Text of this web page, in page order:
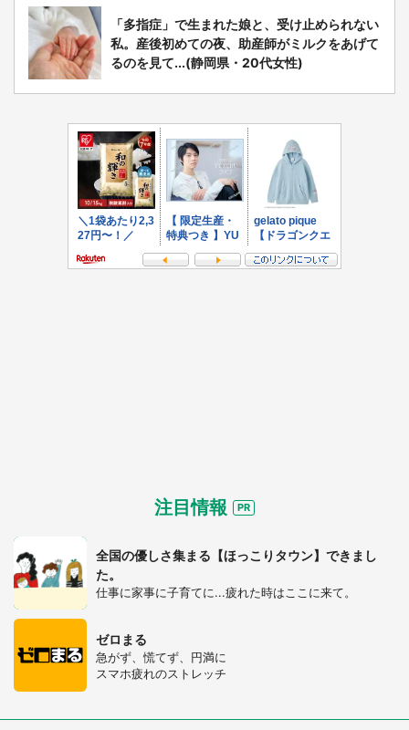
「多指症」で生まれた娘と、受け止められない
私。産後初めての夜、助産師がミルクをあげて
るのを見て...(静岡県・20代女性)
注目情報
全国の優しさ集まる【ほっこりタウン】できまし
た。
仕事に家事に子育てに...疲れた時はここに来て。
ゼロまる
急がず、慌てず、円満に
スマホ疲れのストレッチ